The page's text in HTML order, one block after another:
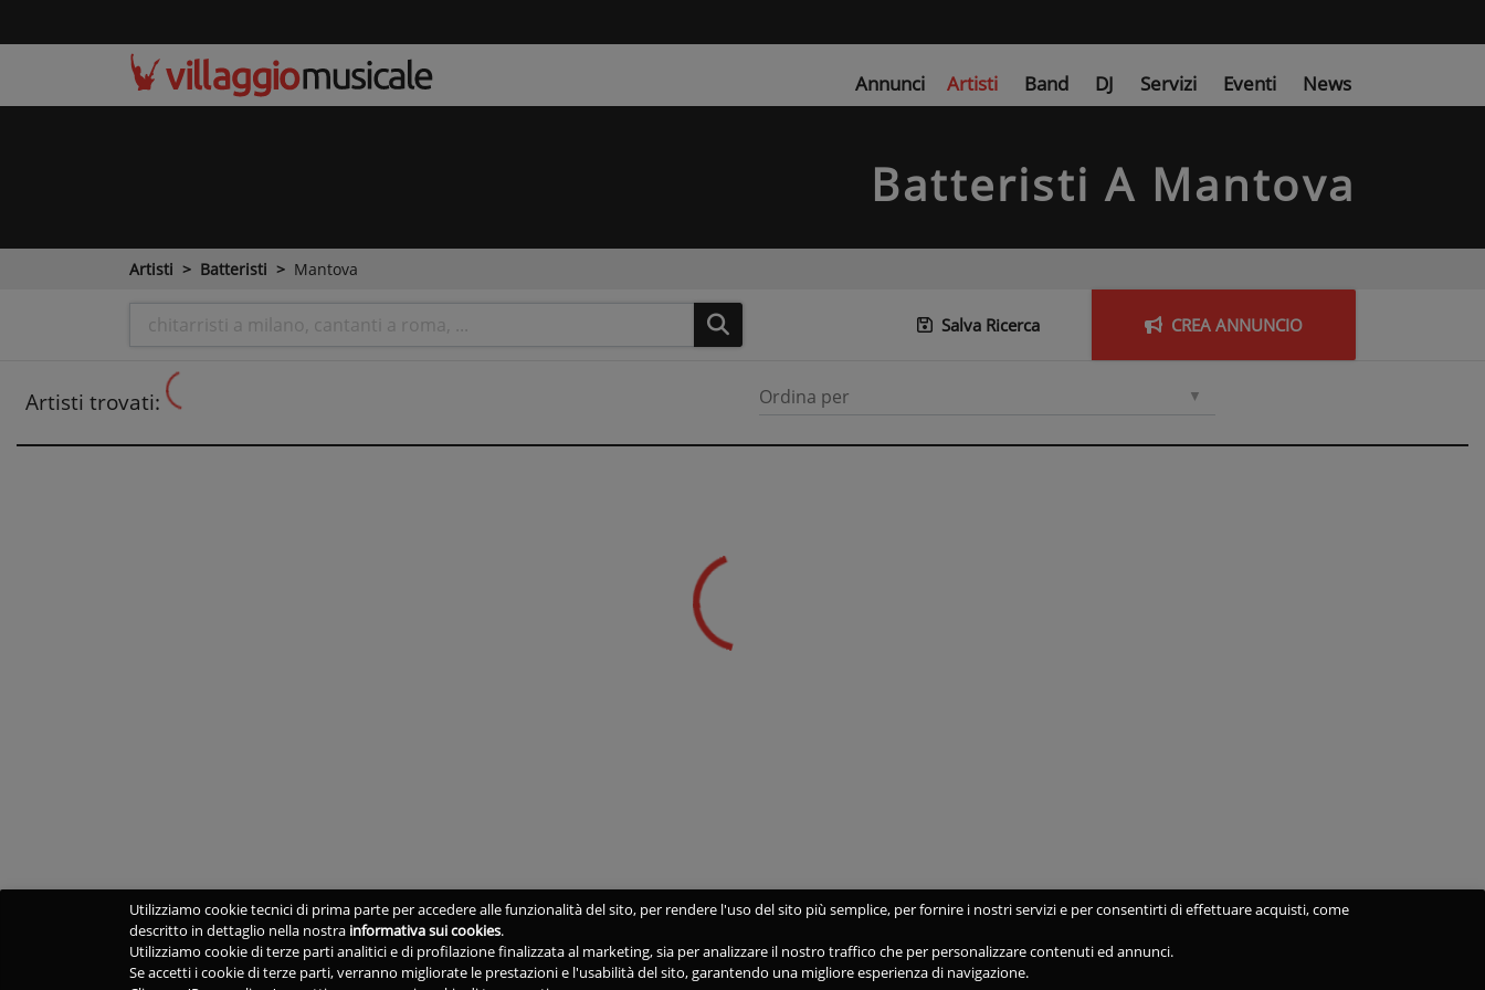
Annunci Artisti Band DJ Servizi Eventi News
Batteristi A Mantova
Artisti Batteristi Mantova
Salva Ricerca CREA ANNUNCIO
Artisti trovati: Ordina per
Utilizziamo cookie tecnici di prima parte per accedere alle funzionalità del sito, per rendere l'uso del sito più semplice, per fornire i nostri servizi e per consentirti di effettuare acquisti, come
descritto in dettaglio nella nostra informativa sui cookies.
Utilizziamo cookie di terze parti analitici e di profilazione finalizzata al marketing, sia per analizzare il nostro traffico che per personalizzare contenuti ed annunci.
Se accetti i cookie di terze parti, verranno migliorate le prestazioni e l'usabilità del sito, garantendo una migliore esperienza di navigazione.